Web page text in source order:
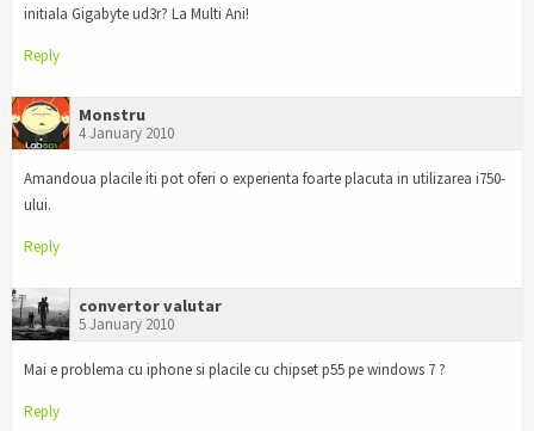
initiala Gigabyte ud3r? La Multi Ani!
Reply
Monstru
4 January 2010
Amandoua placile iti pot oferi o experienta foarte placuta in utilizarea i750-
ului.
Reply
convertor valutar
5 January 2010
Mai e problema cu iphone si placile cu chipset p55 pe windows 7 ?
Reply